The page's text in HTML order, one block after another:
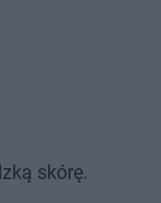
skórę.